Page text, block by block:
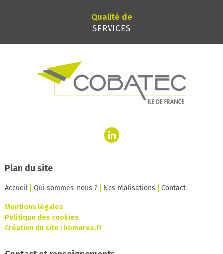
Qualité de
SERVICES
Plan du site
Accueil Qui sommes-nous ? Nos réalisations Contact
Mentions légales
Politique des cookies
Création du site : komeres.fr